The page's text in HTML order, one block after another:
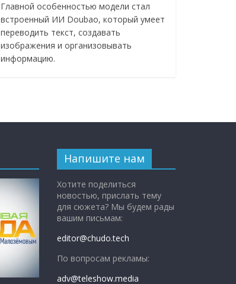
Главной особенностью модели стал
встроенный ИИ Doubao, который умеет
переводить текст, создавать
изображения и организовывать
информацию.
Напишите нам
Хотите поделиться
новостью, прислать тему
для сюжета? Мы будем рады
вашим письмам:
editor@chudo.tech
По вопросам рекламы:
adv@teleshow.media